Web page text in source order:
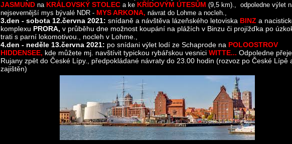
JASMUND na KRÁLOVSKÝ STOLEC a ke KŘÍDOVÝM ÚTESŮM (9,5 km)., odpoledne výlet
nejsevernější mys bývalé NDR - MYS ARKONA, návrat do Lohme a nocleh.,
3.den - sobota 12.června 2021: snídaně a návštěva lázeňského letoviska BINZ a
komplexu PRORA, v průběhu dne možnost koupání na plážích v Binzu či projížďka po
trati s parní lokomotivou., nocleh v Lohme.,
4.den - neděle 13.června 2021: po snídani výlet lodí ze Schaprode na POLOOSTROV
HIDDENSEE, kde můžete mj. navštívit typickou rybářskou vesnici WITTE... Odpoledne
Rujany zpět do České Lípy., předpokládané návraty do 23.00 hodin (rozvoz po České Lípě
zajištěn)